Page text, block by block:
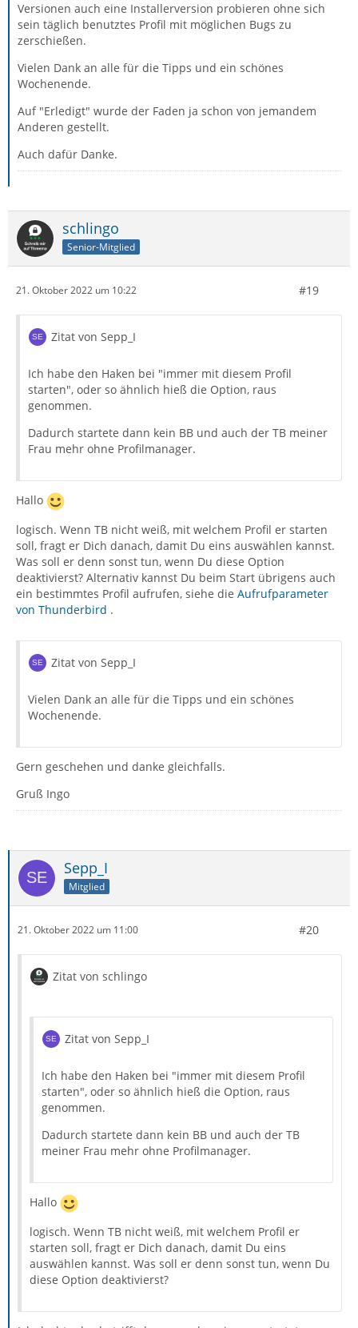
Versionen auch eine Installerversion probieren ohne sich
sein täglich benutztes Profil mit möglichen Bugs zu
zerschießen.
Vielen Dank an alle für die Tipps und ein schönes
Wochenende.
Auf "Erledigt" wurde der Faden ja schon von jemandem
Anderen gestellt.
Auch dafür Danke.
schlingo
Senior-Mitglied
21. Oktober 2022 um 10:22 #19
Zitat von Sepp_I
Ich habe den Haken bei "immer mit diesem Profil
starten", oder so ähnlich hieß die Option, raus
genommen.
Dadurch startete dann kein BB und auch der TB meiner
Frau mehr ohne Profilmanager.
Hallo
logisch. Wenn TB nicht weiß, mit welchem Profil er starten
soll, fragt er Dich danach, damit Du eins auswählen kannst.
Was soll er denn sonst tun, wenn Du diese Option
deaktivierst? Alternativ kannst Du beim Start übrigens auch
ein bestimmtes Profil aufrufen, siehe die Aufrufparameter
von Thunderbird .
Zitat von Sepp_I
Vielen Dank an alle für die Tipps und ein schönes
Wochenende.
Gern geschehen und danke gleichfalls.
Gruß Ingo
Sepp_I
Mitglied
21. Oktober 2022 um 11:00 #20
Zitat von schlingo
Zitat von Sepp_I
Ich habe den Haken bei "immer mit diesem Profil
starten", oder so ähnlich hieß die Option, raus
genommen.
Dadurch startete dann kein BB und auch der TB
meiner Frau mehr ohne Profilmanager.
Hallo
logisch. Wenn TB nicht weiß, mit welchem Profil er
starten soll, fragt er Dich danach, damit Du eins
auswählen kannst. Was soll er denn sonst tun, wenn Du
diese Option deaktivierst?